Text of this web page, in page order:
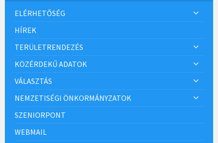
ELÉRHETŐSÉG
HÍREK
TERÜLETRENDEZÉS
KÖZÉRDEKŰ ADATOK
VÁLASZTÁS
NEMZETISÉGI ÖNKORMÁNYZATOK
SZENIORPONT
WEBMAIL